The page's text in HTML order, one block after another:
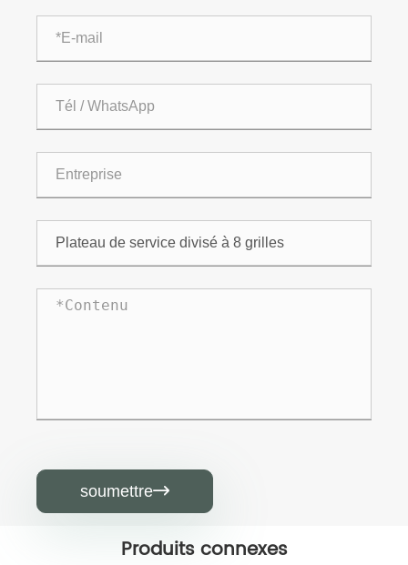
soumettre
Produits connexes